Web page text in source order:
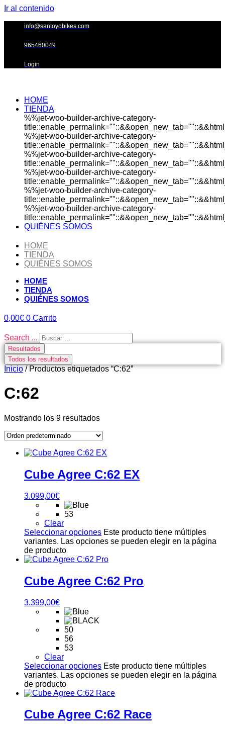
Ir al contenido
info@santoyobikes.com
965460049
Login
HOME
TIENDA
%%jet-woo-builder-archive-category-
%%jet-woo-builder-archive-category-
%%jet-woo-builder-archive-category-
%%jet-woo-builder-archive-category-
%%jet-woo-builder-archive-category-
%%jet-woo-builder-archive-category-
QUIÉNES SOMOS
HOME
TIENDA
QUIÉNES SOMOS
HOME
TIENDA
QUIÉNES SOMOS
0,00€ 0 Carrito
Search ...
Resultados
Todos los resultados
Inicio/ Productos etiquetados “C:62”
C:62
Mostrando los 9 resultados
Cube Agree C:62 EX
3.099,00€
53
Clear
Seleccionar opciones Este producto tiene múltiples
variantes. Las opciones se pueden elegir en la página
de producto
Cube Agree C:62 Pro
3.399,00€
50
56
53
Clear
Seleccionar opciones Este producto tiene múltiples
variantes. Las opciones se pueden elegir en la página
de producto
Cube Agree C:62 Race